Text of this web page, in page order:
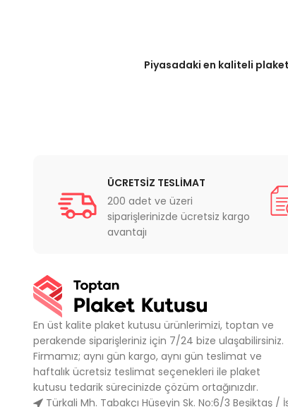
Piyasadaki en kaliteli
ÜCRETSİZ TESLİMAT
200 adet ve üzeri
siparişlerinizde ücretsiz kargo
avantajı
En üst kalite plaket kutusu ürünlerimizi, toptan ve
perakende siparişleriniz için 7/24 bize ulaşabilirsiniz.
Firmamız; aynı gün kargo, aynı gün teslimat ve
haftalık ücretsiz teslimat seçenekleri ile plaket
kutusu tedarik sürecinizde çözüm ortağınızdır.
Türkali Mh. Tabakçı Hüseyin Sk. No:6/3 Beşiktaş /